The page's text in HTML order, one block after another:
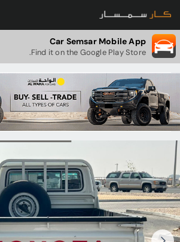
Car Semsar Mobile App
Find it on the Google Play Store.